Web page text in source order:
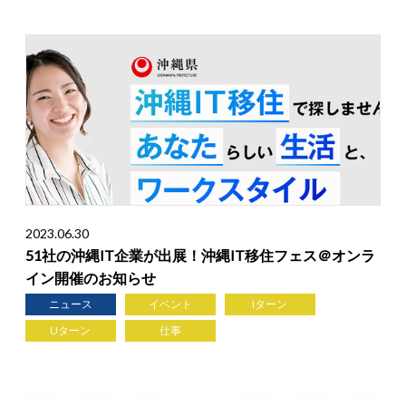
2023.06.30
51社の沖縄IT企業が出展！沖縄IT移住フェス＠オンラ
イン開催のお知らせ
ニュース イベント
Iターン
Uターン
仕事